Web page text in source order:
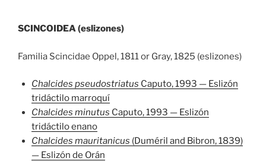
SCINCOIDEA (eslizones)
Familia Scincidae Oppel, 1811 or Gray, 1825 (eslizones)
Chalcides pseudostriatus Caputo, 1993 — Eslizón
tridáctilo marroquí
Chalcides minutus Caputo, 1993 — Eslizón
tridáctilo enano
Chalcides mauritanicus (Duméril and Bibron, 1839)
— Eslizón de Orán